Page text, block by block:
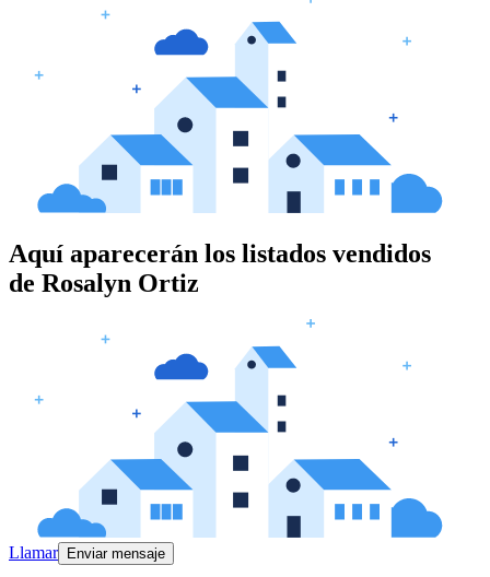
Aquí aparecerán los listados vendidos
de Rosalyn Ortiz
Llamar Enviar mensaje